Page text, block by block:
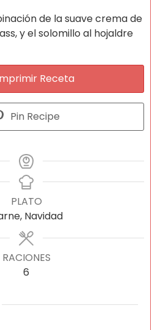
de la suave crema de
y el solomillo al hojaldre
Receta
Pin Recipe
PLATO
Navidad
RACIONES
6